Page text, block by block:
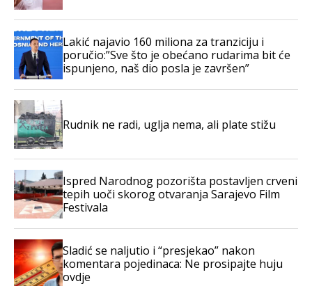
Lakić najavio 160 miliona za tranziciju i
poručio:”Sve što je obećano rudarima bit će
ispunjeno, naš dio posla je završen”
Rudnik ne radi, uglja nema, ali plate stižu
Ispred Narodnog pozorišta postavljen crveni
tepih uoči skorog otvaranja Sarajevo Film
Festivala
Sladić se naljutio i “presjekao” nakon
komentara pojedinaca: Ne prosipajte huju
ovdje